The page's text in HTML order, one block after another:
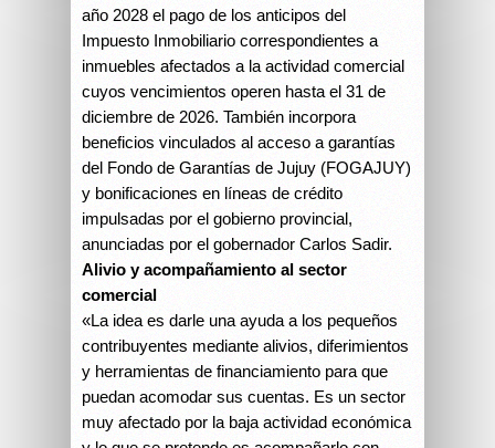
año 2028 el pago de los anticipos del
Impuesto Inmobiliario correspondientes a
inmuebles afectados a la actividad comercial
cuyos vencimientos operen hasta el 31 de
diciembre de 2026. También incorpora
beneficios vinculados al acceso a garantías
del Fondo de Garantías de Jujuy (FOGAJUY)
y bonificaciones en líneas de crédito
impulsadas por el gobierno provincial,
anunciadas por el gobernador Carlos Sadir.
Alivio y acompañamiento al sector
comercial
«La idea es darle una ayuda a los pequeños
contribuyentes mediante alivios, diferimientos
y herramientas de financiamiento para que
puedan acomodar sus cuentas. Es un sector
muy afectado por la baja actividad económica